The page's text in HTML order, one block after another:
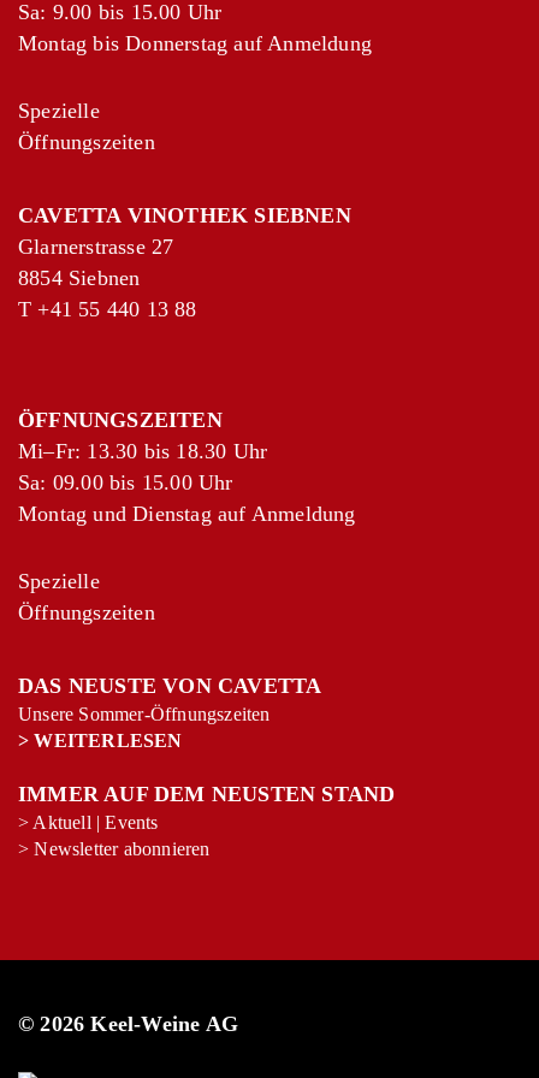
Leaflet |©OpenStreetMapcontributors
Sa: 9.00 bis 15.00 Uhr
Montag bis Donnerstag auf Anmeldung
Spezielle
Öffnungszeiten
CAVETTA VINOTHEK SIEBNEN
Glarnerstrasse 27
8854 Siebnen
T +41 55 440 13 88
ÖFFNUNGSZEITEN
Mi–Fr: 13.30 bis 18.30 Uhr
Sa: 09.00 bis 15.00 Uhr
Montag und Dienstag auf Anmeldung
Spezielle
Öffnungszeiten
DAS NEUSTE VON CAVETTA
Unsere Sommer-Öffnungszeiten
>WEITERLESEN
IMMER AUF DEM NEUSTEN STAND
> Aktuell |Events
>Newsletter abonnieren
© 2026 Keel-Weine AG